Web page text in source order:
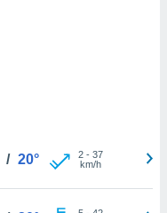
/ 20° 2- 37
km/h